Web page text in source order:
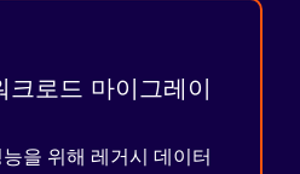
로드 마이그레이
을 위해 레거시 데이터